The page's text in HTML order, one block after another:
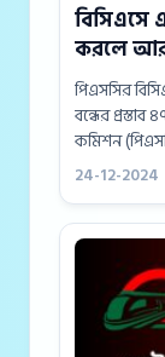
বিসিএসে
করলে আর
পিএসসির
বন্ধের
কমিশন
প্রক্রিয়াকে
24-12-2024